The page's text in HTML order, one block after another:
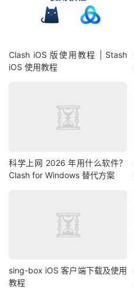
Clash iOS 版使用教程 | Stash
iOS 使用教程
科学上网 2026 年用什么软件？
Clash for Windows 替代方案
sing-box iOS 客户端下载及使用
教程